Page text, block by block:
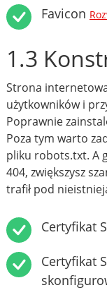
Favicon
1.3
Strona
użytkowników i
Poprawnie
Poza tym warto
pliku robots.txt. A
404, zwiększysz
trafił pod
Certyfikat
Certyfikat